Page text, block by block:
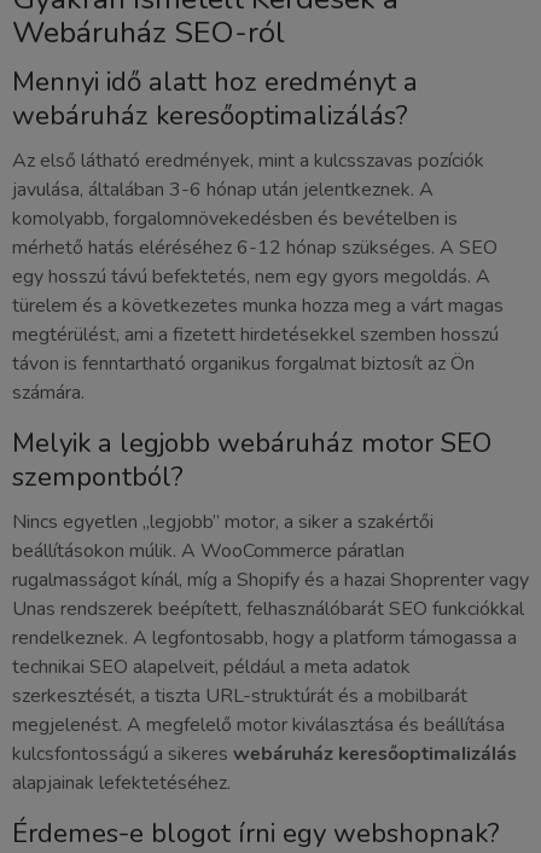
Webáruház SEO-ról
Mennyi idő alatt hoz eredményt a
webáruház keresőoptimalizálás?
Az első látható eredmények, mint a kulcsszavas pozíciók
javulása, általában 3-6 hónap után jelentkeznek. A
komolyabb, forgalomnövekedésben és bevételben is
mérhető hatás eléréséhez 6-12 hónap szükséges. A SEO
egy hosszú távú befektetés, nem egy gyors megoldás. A
türelem és a következetes munka hozza meg a várt magas
megtérülést, ami a fizetett hirdetésekkel szemben hosszú
távon is fenntartható organikus forgalmat biztosít az Ön
számára.
Melyik a legjobb webáruház motor SEO
szempontból?
Nincs egyetlen „legjobb” motor, a siker a szakértői
beállításokon múlik. A WooCommerce páratlan
rugalmasságot kínál, míg a Shopify és a hazai Shoprenter vagy
Unas rendszerek beépített, felhasználóbarát SEO funkciókkal
rendelkeznek. A legfontosabb, hogy a platform támogassa a
technikai SEO alapelveit, például a meta adatok
szerkesztését, a tiszta URL-struktúrát és a mobilbarát
megjelenést. A megfelelő motor kiválasztása és beállítása
kulcsfontosságú a sikeres webáruház keresőoptimalizálás
alapjainak lefektetéséhez.
Érdemes-e blogot írni egy webshopnak?